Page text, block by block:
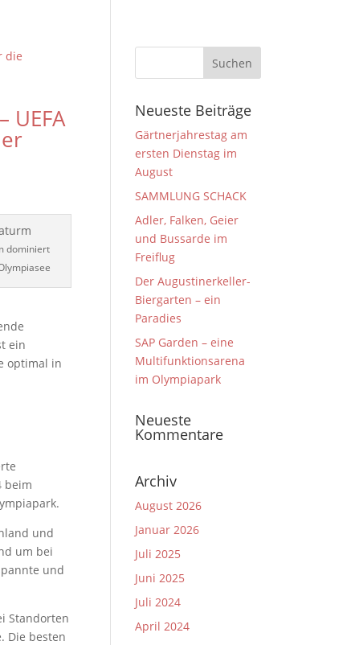
UEFA
dominiert
ein
optimal in
beim
und
um bei
und
Standorten
Die besten
Neueste Beiträge
Gärtnerjahrestag am
ersten Dienstag im
August
SAMMLUNG SCHACK
Adler, Falken, Geier
und Bussarde im
Freiflug
Der Augustinerkeller-
Biergarten – ein
Paradies
SAP Garden – eine
Multifunktionsarena
im Olympiapark
Neueste
Kommentare
Archiv
August 2026
Januar 2026
Juli 2025
Juni 2025
Juli 2024
April 2024